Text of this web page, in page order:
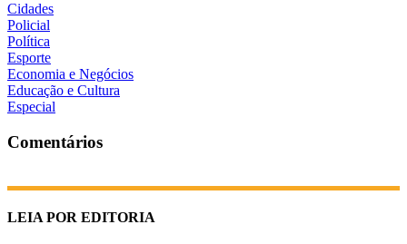
Cidades
Policial
Política
Esporte
Economia e Negócios
Educação e Cultura
Especial
Comentários
LEIA POR EDITORIA